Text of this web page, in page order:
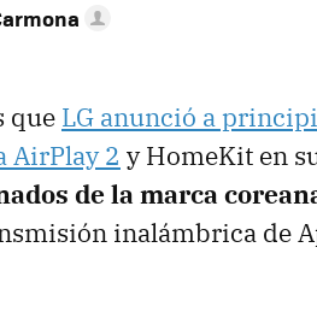
que LG anunció a
AirPlay 2 y HomeKit en
de la marca
inalámbrica de